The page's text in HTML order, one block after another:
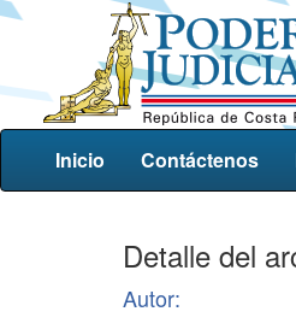
Inicio Contáctenos
Detalle del
Autor: